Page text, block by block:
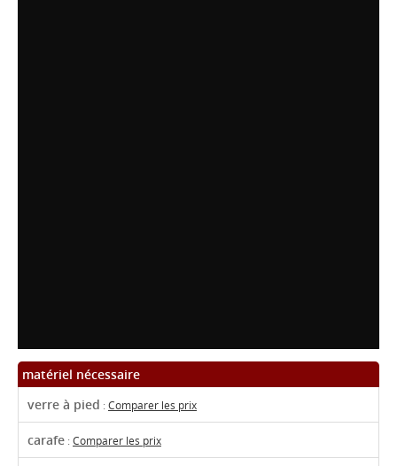
matériel nécessaire
verre à pied :Comparer les prix
carafe :Comparer les prix